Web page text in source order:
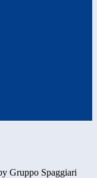
Gruppo Spaggiari